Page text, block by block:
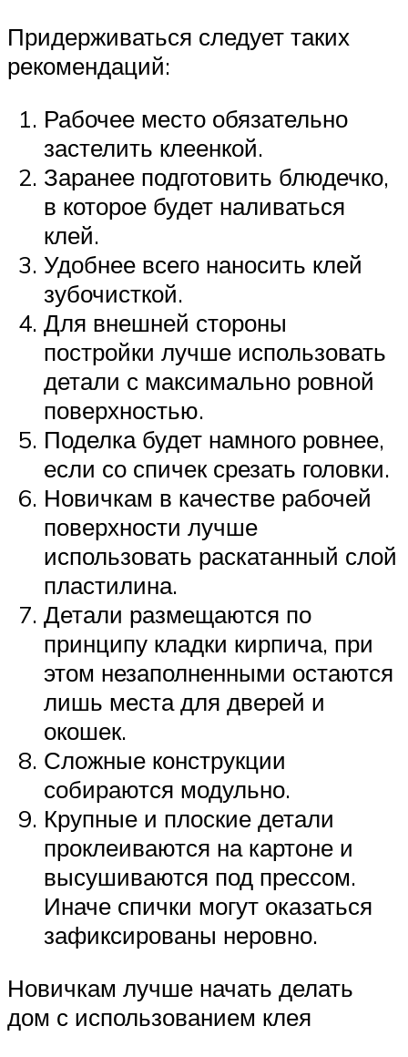
Придерживаться следует таких
рекомендаций:
Рабочее место обязательно
застелить клеенкой.
Заранее подготовить блюдечко,
в которое будет наливаться
клей.
Удобнее всего наносить клей
зубочисткой.
Для внешней стороны
постройки лучше использовать
детали с максимально ровной
поверхностью.
Поделка будет намного ровнее,
если со спичек срезать головки.
Новичкам в качестве рабочей
поверхности лучше
использовать раскатанный слой
пластилина.
Детали размещаются по
принципу кладки кирпича, при
этом незаполненными остаются
лишь места для дверей и
окошек.
Сложные конструкции
собираются модульно.
Крупные и плоские детали
проклеиваются на картоне и
высушиваются под прессом.
Иначе спички могут оказаться
зафиксированы неровно.
Новичкам лучше начать делать
дом с использованием клея